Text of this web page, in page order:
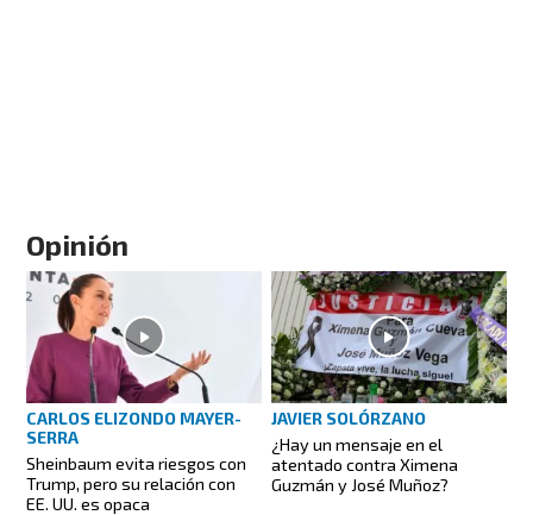
Opinión
CARLOS ELIZONDO MAYER-
SERRA
Sheinbaum evita riesgos con
Trump, pero su relación con
EE. UU. es opaca
JAVIER SOLÓRZANO
¿Hay un mensaje en el
atentado contra Ximena
Guzmán y José Muñoz?